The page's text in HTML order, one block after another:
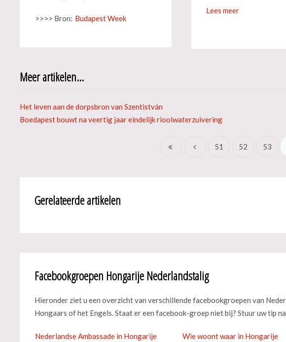
>>>> Bron: Budapest Week
Lees meer
Meer artikelen...
Het leven aan de dorpsbron van Szentistván
Boedapest bouwt na veertig jaar eindelijk rioolwaterzuivering
51 52 53
Gerelateerde artikelen
Facebookgroepen Hongarije Nederlandstalig
Hieronder ziet u een overzicht van verschillende facebookgroepen van
Hongaars of het Engels. Staat er een facebook-groep niet bij? Stuur uw tip
Nederlandse Ambassade in Hongarije Wie woont waar in Hongarije